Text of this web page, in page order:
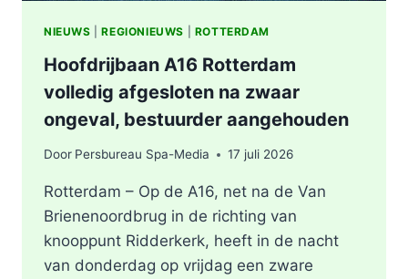
NIEUWS |REGIONIEUWS ROTTERDAM
Hoofdrijbaan A16 Rotterdam
volledig afgesloten na zwaar
ongeval, bestuurder aangehouden
Door Persbureau Spa-Media 17 juli 2026
Rotterdam – Op de A16, net na de Van
Brienenoordbrug in de richting van
knooppunt Ridderkerk, heeft in de nacht
van donderdag op vrijdag een zware